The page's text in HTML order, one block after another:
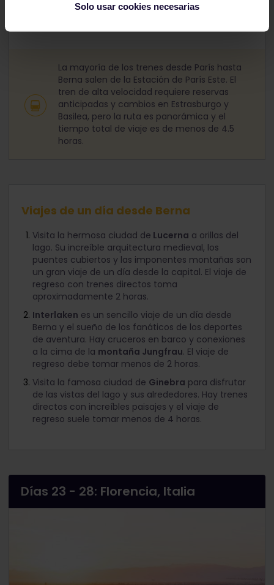
Solo usar cookies necesarias
La mayoría de los trenes desde París hasta
Berna salen de la Estación de París Este. El
tren de alta velocidad requiere reservas
anticipadas y cambios en Estrasburgo y
Basilea, pero la ruta es panorámica y el
tiempo total de viaje es de menos de 4.5
horas.
Viajes de un día desde Berna
Visita la hermosa ciudad de Lucerna a orillas del
lago. Su increíble arquitectura medieval, los
puentes cubiertos y las imponentes montañas son
un gran viaje de un día desde la capital. El viaje de
regreso con trenes directos toma
aproximadamente 2 horas.
Interlaken es un sencillo viaje de un día desde
Berna y el sueño de los fanáticos de los deportes
de aventura. Hay cruceros en barco y conexiones
a la cima de la montaña Jungfrau. El viaje de
regreso debe tomar menos de 2 horas.
Visita la famosa ciudad de Ginebra para disfrutar
de las vistas del lago y sus alrededores. Hay trenes
directos con increíbles paisajes y el viaje de
regreso suele tomar menos de 4 horas.
Días 23 - 28: Florencia, Italia